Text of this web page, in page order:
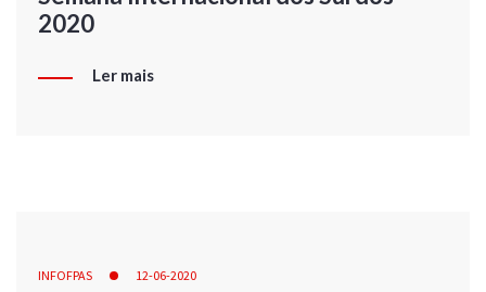
2020
Ler mais
INFOFPAS 12-06-2020